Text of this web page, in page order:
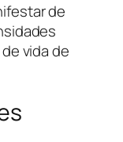
de
vida de